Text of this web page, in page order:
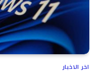
اخر الاخبار